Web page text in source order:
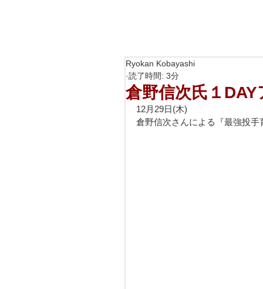
倉野信次氏１
Ryokan Kobayashi
読了時間: 3分
12月29日(木)
倉野信次さんによる『最強投